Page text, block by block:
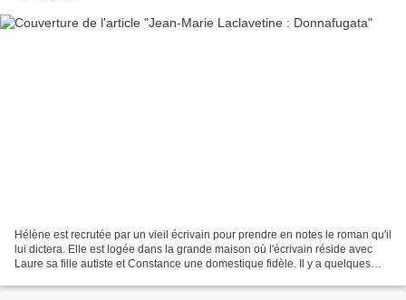
Hélène est recrutée par un vieil écrivain pour prendre en notes le roman qu'il
lui dictera. Elle est logée dans la grande maison où l'écrivain réside avec
Laure sa fille autiste et Constance une domestique fidèle. Il y a quelques